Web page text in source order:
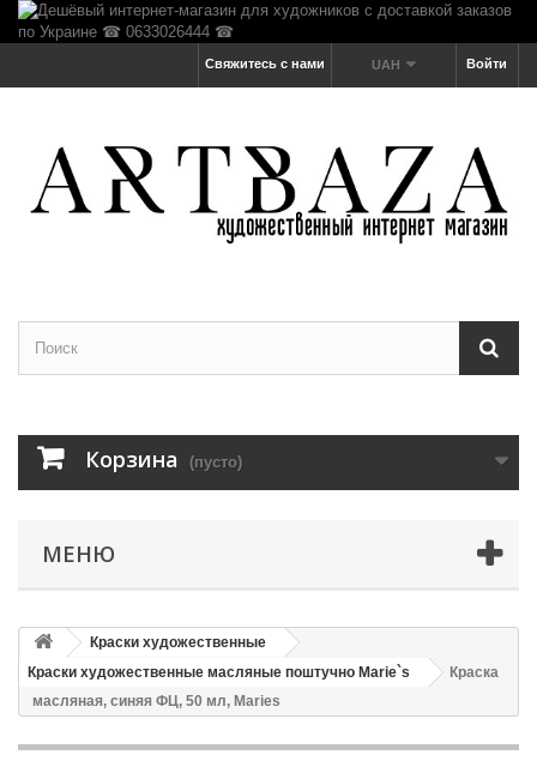
Войти
UAH
Свяжитесь с нами
Корзина (пусто)
МЕНЮ
Краски художественные
Краски художественные масляные поштучно Marie`s
Краска
масляная, синяя ФЦ, 50 мл, Maries